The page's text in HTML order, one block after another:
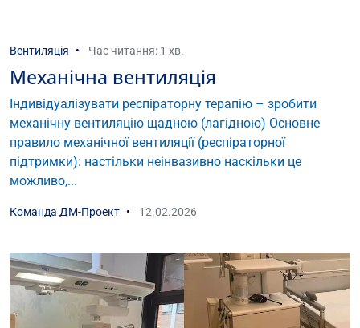
Вентиляція Час читання: 1 хв.
Механічна вентиляція
Індивідуалізувати респіраторну терапію – зробити
механічну вентиляцію щадною (лагідною) Основне
правило механічної вентиляції (респіраторної
підтримки): настільки неінвазивно наскільки це
можливо,...
Команда ДМ-Проект 12.02.2026